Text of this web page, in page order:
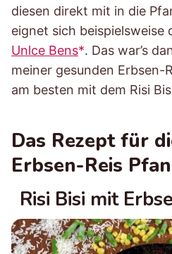
diesen direkt mit in die
eignet sich beispielsweise
Unlce Bens . Das war’s
meiner gesunden Erbsen-
am besten mit dem Risi
Das Rezept für
Erbsen-Reis
Risi Bisi mit